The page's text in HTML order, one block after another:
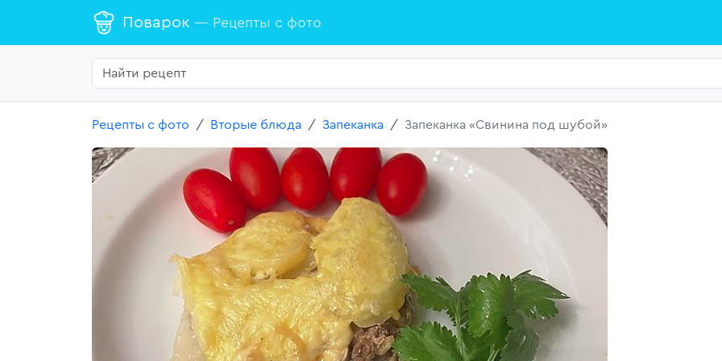
Поварок — Рецепты с фото
Рецепты с фото Вторые блюда Запеканка Запеканка «Свинина под шубой»